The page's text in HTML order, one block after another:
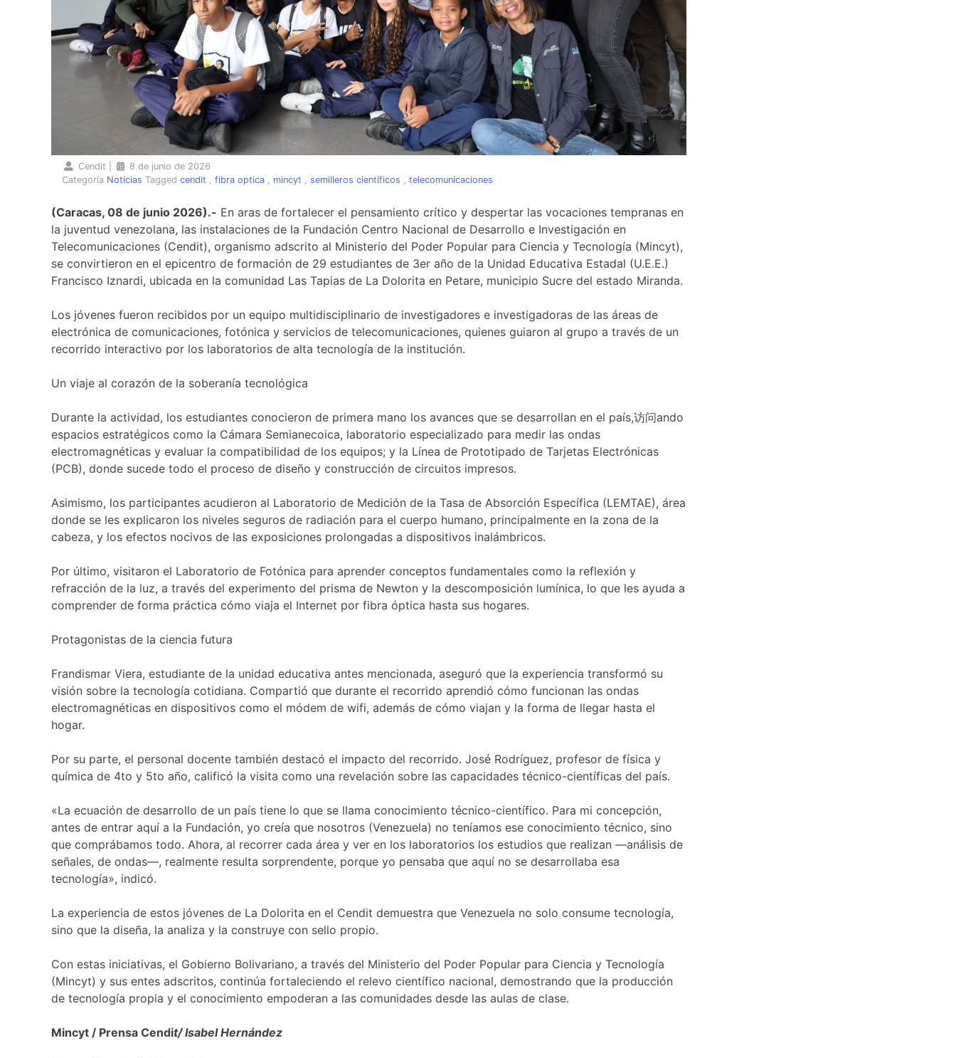
Cendit
8 de junio de 2026
Categoría Noticias Taggedcendit ,fibra optica mincyt ,semilleros científicos ,telecomunicaciones
(Caracas, 08 de junio 2026).- En aras de fortalecer el pensamiento crítico y despertar las vocaciones tempranas en
la juventud venezolana, las instalaciones de la Fundación Centro Nacional de Desarrollo e Investigación en
Telecomunicaciones (Cendit), organismo adscrito al Ministerio del Poder Popular para Ciencia y Tecnología (Mincyt),
se convirtieron en el epicentro de formación de 29 estudiantes de 3er año de la Unidad Educativa Estadal (U.E.E.)
Francisco Iznardi, ubicada en la comunidad Las Tapias de La Dolorita en Petare, municipio Sucre del estado Miranda.
Los jóvenes fueron recibidos por un equipo multidisciplinario de investigadores e investigadoras de las áreas de
electrónica de comunicaciones, fotónica y servicios de telecomunicaciones, quienes guiaron al grupo a través de un
recorrido interactivo por los laboratorios de alta tecnología de la institución.
Un viaje al corazón de la soberanía tecnológica
Durante la actividad, los estudiantes conocieron de primera mano los avances que se desarrollan en el país,访问ando
espacios estratégicos como la Cámara Semianecoica, laboratorio especializado para medir las ondas
electromagnéticas y evaluar la compatibilidad de los equipos; y la Línea de Prototipado de Tarjetas Electrónicas
(PCB), donde sucede todo el proceso de diseño y construcción de circuitos impresos.
Asimismo, los participantes acudieron al Laboratorio de Medición de la Tasa de Absorción Específica (LEMTAE), área
donde se les explicaron los niveles seguros de radiación para el cuerpo humano, principalmente en la zona de la
cabeza, y los efectos nocivos de las exposiciones prolongadas a dispositivos inalámbricos.
Por último, visitaron el Laboratorio de Fotónica para aprender conceptos fundamentales como la reflexión y
refracción de la luz, a través del experimento del prisma de Newton y la descomposición lumínica, lo que les ayuda a
comprender de forma práctica cómo viaja el Internet por fibra óptica hasta sus hogares.
Protagonistas de la ciencia futura
Frandismar Viera, estudiante de la unidad educativa antes mencionada, aseguró que la experiencia transformó su
visión sobre la tecnología cotidiana. Compartió que durante el recorrido aprendió cómo funcionan las ondas
electromagnéticas en dispositivos como el módem de wifi, además de cómo viajan y la forma de llegar hasta el
hogar.
Por su parte, el personal docente también destacó el impacto del recorrido. José Rodríguez, profesor de física y
química de 4to y 5to año, calificó la visita como una revelación sobre las capacidades técnico-científicas del país.
«La ecuación de desarrollo de un país tiene lo que se llama conocimiento técnico-científico. Para mi concepción,
antes de entrar aquí a la Fundación, yo creía que nosotros (Venezuela) no teníamos ese conocimiento técnico, sino
que comprábamos todo. Ahora, al recorrer cada área y ver en los laboratorios los estudios que realizan —análisis de
señales, de ondas—, realmente resulta sorprendente, porque yo pensaba que aquí no se desarrollaba esa
tecnología», indicó.
La experiencia de estos jóvenes de La Dolorita en el Cendit demuestra que Venezuela no solo consume tecnología,
sino que la diseña, la analiza y la construye con sello propio.
Con estas iniciativas, el Gobierno Bolivariano, a través del Ministerio del Poder Popular para Ciencia y Tecnología
(Mincyt) y sus entes adscritos, continúa fortaleciendo el relevo científico nacional, demostrando que la producción
de tecnología propia y el conocimiento empoderan a las comunidades desde las aulas de clase.
Mincyt / Prensa Cendit/ Isabel Hernández